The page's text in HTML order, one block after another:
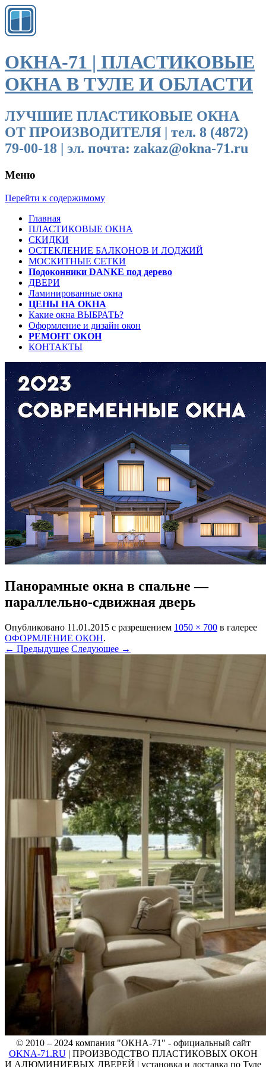
ОКНА-71 | ПЛАСТИКОВЫЕ
ОКНА В ТУЛЕ И ОБЛАСТИ
ЛУЧШИЕ ПЛАСТИКОВЫЕ ОКНА
ОТ ПРОИЗВОДИТЕЛЯ | тел. 8 (4872)
79-00-18 | эл. почта: zakaz@okna-71.ru
Меню
Перейти к содержимому
Главная
ПЛАСТИКОВЫЕ ОКНА
СКИДКИ
ОСТЕКЛЕНИЕ БАЛКОНОВ И ЛОДЖИЙ
МОСКИТНЫЕ СЕТКИ
Подоконники DANKE под дерево
ДВЕРИ
Ламинированные окна
ЦЕНЫ НА ОКНА
Какие окна ВЫБРАТЬ?
Оформление и дизайн окон
РЕМОНТ ОКОН
КОНТАКТЫ
Панорамные окна в спальне —
параллельно-сдвижная дверь
Опубликовано 11.01.2015 с разрешением 1050 × 700 в галерее
ОФОРМЛЕНИЕ ОКОН.
← Предыдущее Следующее →
© 2010 – 2024 компания "ОКНА-71" - официальный сайт
OKNA-71.RU| ПРОИЗВОДСТВО ПЛАСТИКОВЫХ ОКОН
И АЛЮМИНИЕВЫХ ДВЕРЕЙ | установка и доставка по Туле